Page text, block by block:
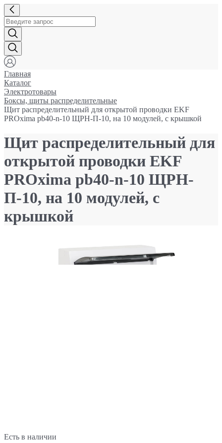
Главная
Каталог
Электротовары
Боксы, щиты распределительные
Щит распределительный для открытой проводки EKF
PROxima pb40-n-10 ЩРН-П-10, на 10 модулей, с крышкой
Щит распределительный для
открытой проводки EKF
PROxima pb40-n-10 ЩРН-
П-10, на 10 модулей, с
крышкой
Есть в наличии